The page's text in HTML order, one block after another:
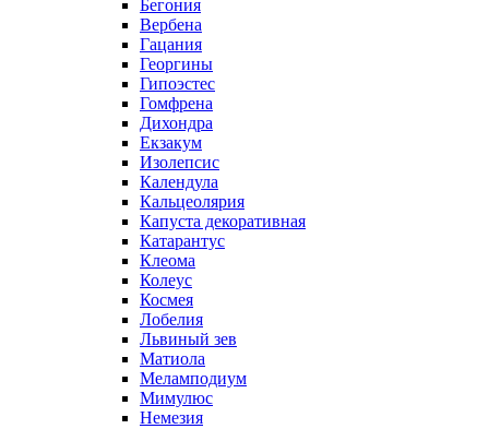
Бегония
Вербена
Гацания
Георгины
Гипоэстес
Гомфрена
Дихондра
Екзакум
Изолепсис
Календула
Кальцеолярия
Капуста декоративная
Катарантус
Клеома
Колеус
Космея
Лобелия
Львиный зев
Матиола
Меламподиум
Мимулюс
Немезия